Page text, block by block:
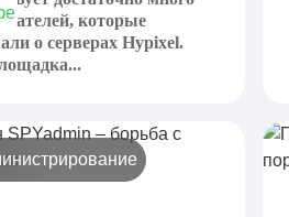
которые
о серверах Hypixel.